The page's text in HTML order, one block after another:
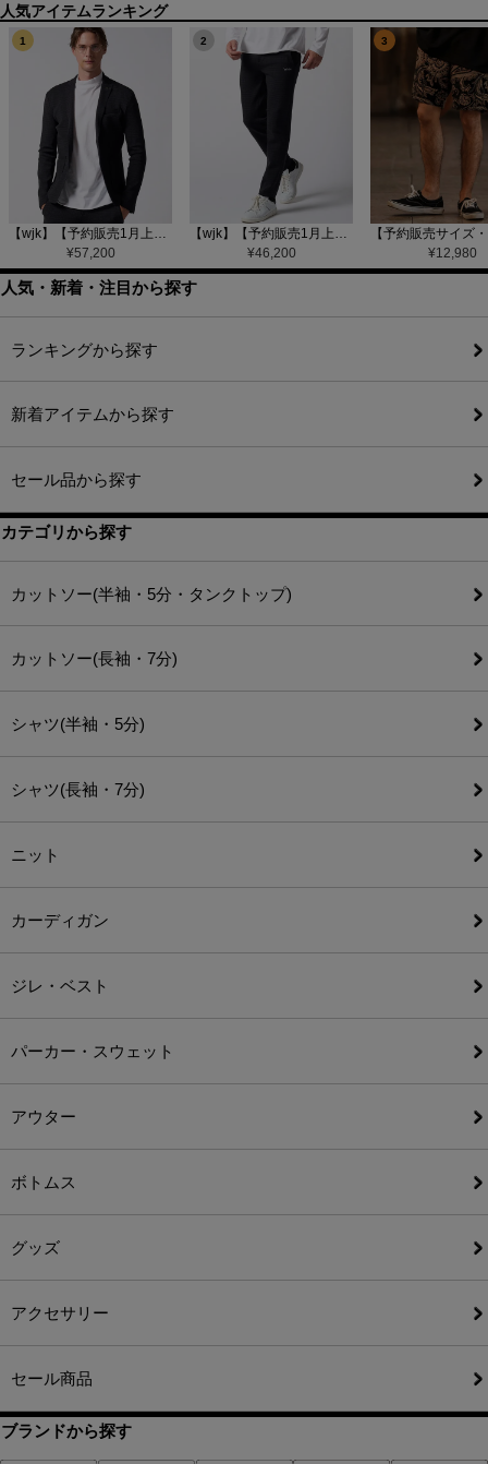
1
【wjk】【予約販売1月上旬～中旬入荷】function knit jacket(jacquard check) ニットジャケット(207 mw08j)
¥57,200
2
【wjk】【予約販売1月上旬～中旬入荷】function knit easy slacks(jacquard check) ニットイージーパンツ(504 mw08j)
¥46,200
3
¥12,980
人気・新着・注目から探す
ランキングから探す
新着アイテムから探す
セール品から探す
カテゴリから探す
カットソー(半袖・5分・タンクトップ)
カットソー(長袖・7分)
シャツ(半袖・5分)
シャツ(長袖・7分)
ニット
カーディガン
ジレ・ベスト
パーカー・スウェット
アウター
ボトムス
グッズ
アクセサリー
セール商品
ブランドから探す